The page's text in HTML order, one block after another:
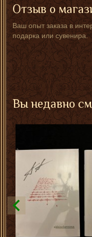
Отзыв о
Ваш опыт заказа в
подарка или сувенира.
Вы недавно